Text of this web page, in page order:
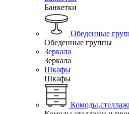
Банкетки
Обеденные
Обеденные группы
Зеркала
Зеркала
Шкафы
Шкафы